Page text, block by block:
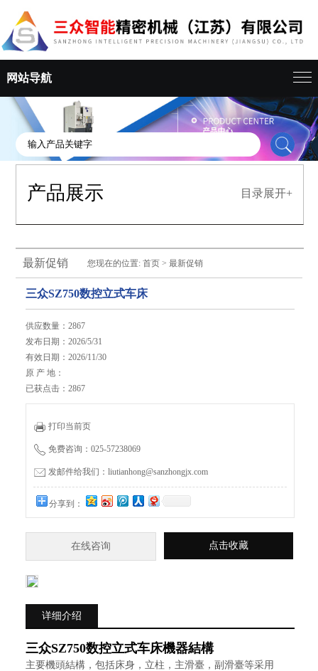
网站导航
产品展示 目录展开+
最新促销 您现在的位置:首页 >最新促销
三众SZ750数控立式车床
供应数量：2867
发布日期：2026/5/31
有效日期：2026/11/30
原 产 地：
已获点击：2867
打印当前页
免费咨询：025-57238069
发邮件给我们：liutianhong@sanzhongjx.com
分享到：
在线咨询 点击收藏
详细介绍
三众SZ750数控立式车床機器結構
主要機頭結構，包括床身，立柱，主滑臺，副滑臺等采用